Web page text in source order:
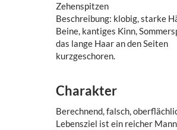
Zehenspitzen
Beschreibung: klobig, starke
Beine, kantiges Kinn,
das lange Haar an den Seiten
kurzgeschoren.
Charakter
Berechnend, falsch,
Lebensziel ist ein reicher